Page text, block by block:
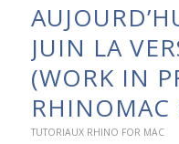
JUIN LA
(WORK IN
RHINOMAC
TUTORIAUX RHINO FOR MAC